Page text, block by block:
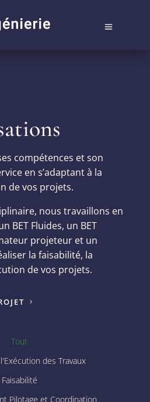
compétences et son
en s’adaptant à la
de vos projets.
nous travaillons en
BET Fluides, un BET
projeteur et un
la faisabilité, la
de vos projets.
Tout
des Travaux
Faisabilité
Pilotage et Coordination